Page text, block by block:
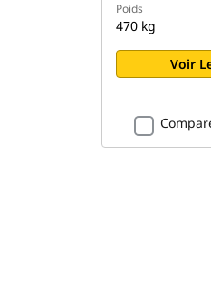
Poids
470 kg
Voir